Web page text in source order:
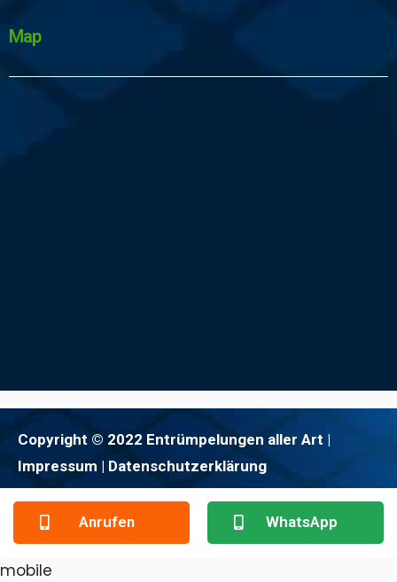
Map
Copyright © 2022 Entrümpelungen aller Art |
Impressum | Datenschutzerklärung
Anrufen WhatsApp